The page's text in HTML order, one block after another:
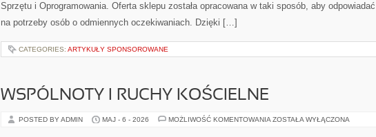
Sprzętu i Oprogramowania. Oferta sklepu została opracowana w taki sposób, aby odpowiadać
na potrzeby osób o odmiennych oczekiwaniach. Dzięki […]
CATEGORIES: ARTYKUŁY SPONSOROWANE
WSPÓLNOTY I RUCHY KOŚCIELNE
POSTED BY ADMIN MAJ - 6 - 2026 MOŻLIWOŚĆ KOMENTOWANIA WSPÓLNOTY
ZOSTAŁA WYŁĄCZONA